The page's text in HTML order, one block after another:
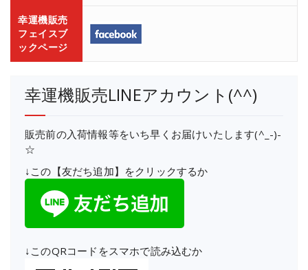
幸運機販売
フェイスブ
ックページ
幸運機販売LINEアカウント(^^)
販売前の入荷情報等をいち早くお届けいたします(^_-)-
☆
↓この【友だち追加】をクリックするか
↓このQRコードをスマホで読み込むか